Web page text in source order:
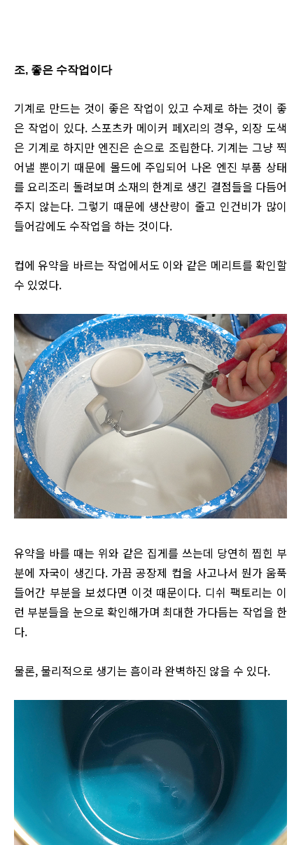
조, 좋은 수작업이다
기계로 만드는 것이 좋은 작업이 있고 수제로 하는 것이 좋
은 작업이 있다. 스포츠카 메이커 페X리의 경우, 외장 도색
은 기계로 하지만 엔진은 손으로 조립한다. 기계는 그냥 찍
어낼 뿐이기 때문에 몰드에 주입되어 나온 엔진 부품 상태
를 요리조리 돌려보며 소재의 한계로 생긴 결점들을 다듬어
주지 않는다. 그렇기 때문에 생산량이 줄고 인건비가 많이
들어감에도 수작업을 하는 것이다.
컵에 유약을 바르는 작업에서도 이와 같은 메리트를 확인할
수 있었다.
유약을 바를 때는 위와 같은 집게를 쓰는데 당연히 찝힌 부
분에 자국이 생긴다. 가끔 공장제 컵을 사고나서 뭔가 움푹
들어간 부분을 보셨다면 이것 때문이다. 디쉬 팩토리는 이
런 부분들을 눈으로 확인해가며 최대한 가다듬는 작업을 한
다.
물론, 물리적으로 생기는 흠이라 완벽하진 않을 수 있다.